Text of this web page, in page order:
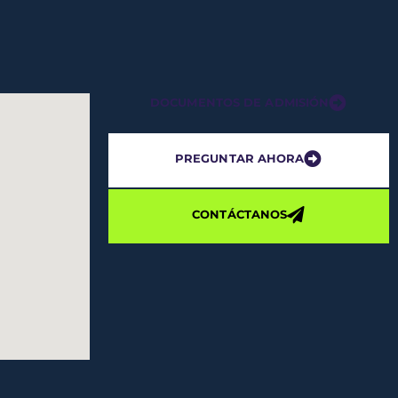
DOCUMENTOS DE ADMISIÓN
PREGUNTAR AHORA
CONTÁCTANOS